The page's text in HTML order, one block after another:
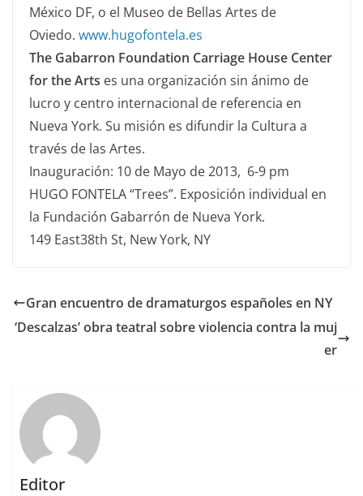
México DF, o el Museo de Bellas Artes de
Oviedo. www.hugofontela.es
The Gabarron Foundation Carriage House Center
for the Arts es una organización sin ánimo de
lucro y centro internacional de referencia en
Nueva York. Su misión es difundir la Cultura a
través de las Artes.
Inauguración: 10 de Mayo de 2013, 6-9 pm
HUGO FONTELA “Trees”. Exposición individual en
la Fundación Gabarrón de Nueva York.
149 East38th St, New York, NY
Gran encuentro de dramaturgos españoles en NY
‘Descalzas’ obra teatral sobre violencia contra la muj
er
Editor